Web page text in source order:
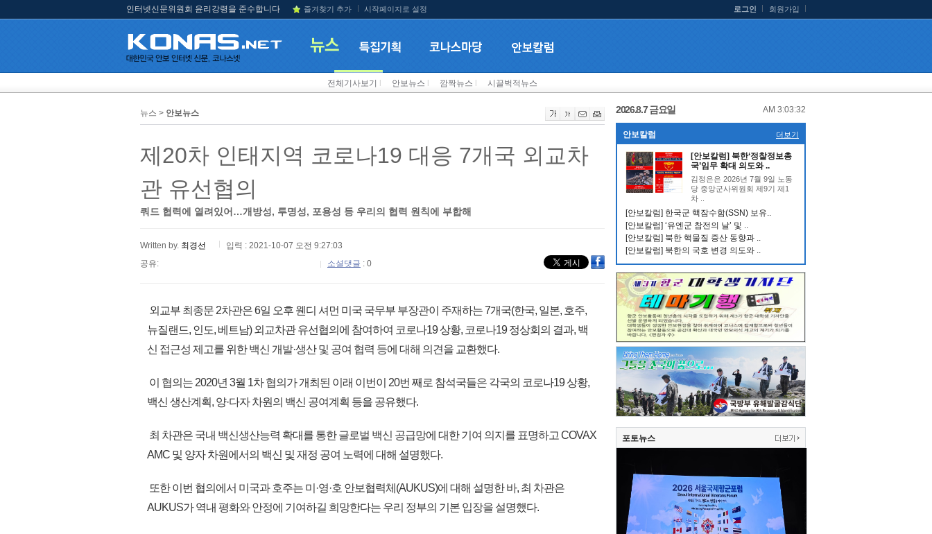
인터넷신문위원회 윤리강령을 준수합니다 즐겨찾기 추가 시작페이지로 설정 로그인 회원가입
전체기사보기 안보뉴스 깜짝뉴스 시끌벅적뉴스
뉴스 > 안보뉴스
제20차 인태지역 코로나19 대응 7개국 외교차
관 유선협의
쿼드 협력에 열려있어…개방성, 투명성, 포용성 등 우리의 협력 원칙에 부합해
Written by. 최경선
입력 : 2021-10-07 오전 9:27:03
공유:
소셜댓글 : 0
외교부 최종문 2차관은 6일 오후 웬디 셔먼 미국 국무부 부장관이 주재하는 7개국(한국, 일본, 호주,
뉴질랜드, 인도, 베트남) 외교차관 유선협의에 참여하여 코로나19 상황, 코로나19 정상회의 결과, 백
신 접근성 제고를 위한 백신 개발·생산 및 공여 협력 등에 대해 의견을 교환했다.
이 협의는 2020년 3월 1차 협의가 개최된 이래 이번이 20번 째로 참석국들은 각국의 코로나19 상황,
백신 생산계획, 양·다자 차원의 백신 공여계획 등을 공유했다.
최 차관은 국내 백신생산능력 확대를 통한 글로벌 백신 공급망에 대한 기여 의지를 표명하고 COVAX
AMC 및 양자 차원에서의 백신 및 재정 공여 노력에 대해 설명했다.
또한 이번 협의에서 미국과 호주는 미·영·호 안보협력체(AUKUS)에 대해 설명한 바, 최 차관은
AUKUS가 역내 평화와 안정에 기여하길 희망한다는 우리 정부의 기본 입장을 설명했다.
2026.8.7 금요일 AM 3:03:33
안보칼럼 더보기
[안보칼럼] 북한‘정찰정보총
국’임무 확대 의도와 ..
김정은은 2026년 7월 9일 노동
당 중앙군사위원회 제9기 제1
차 ..
[안보칼럼] 한국군 핵잠수함(SSN) 보유..
[안보칼럼] ‘유엔군 참전의 날’ 및 ..
[안보칼럼] 북한 핵물질 증산 동향과 ..
[안보칼럼] 북한의 국호 변경 의도와 ..
포토뉴스